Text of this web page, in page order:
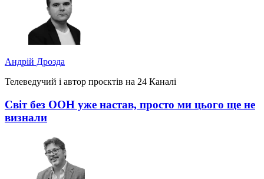
Андрій Дрозда
Телеведучий і автор проєктів на 24 Каналі
Світ без ООН уже настав, просто ми цього ще не
визнали